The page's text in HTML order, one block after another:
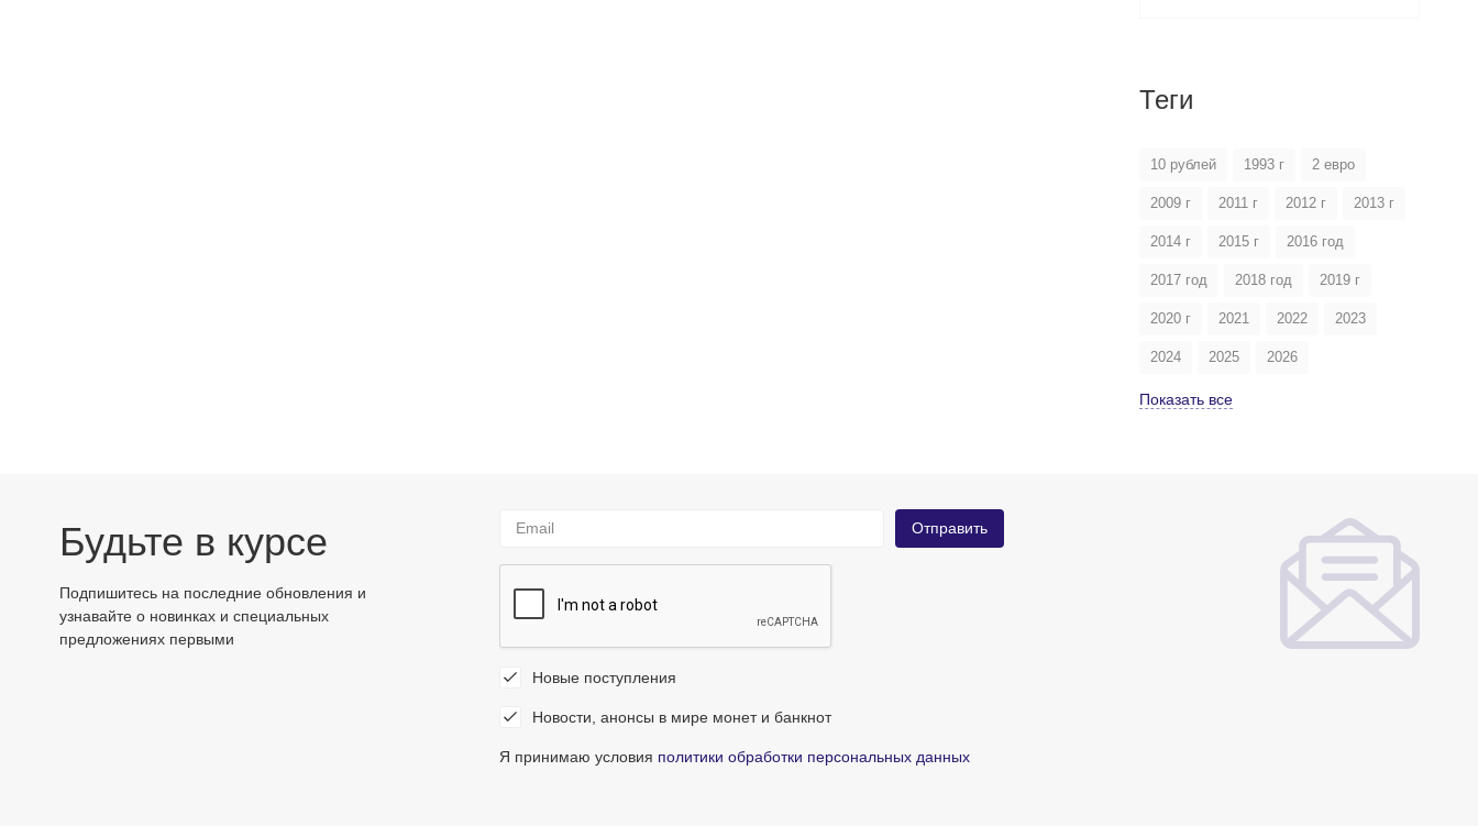
Теги
10 рублей 1993 г 2 евро
2009 г 2011 г 2012 г 2013 г
2014 г 2015 г 2016 год
2017 год 2018 год 2019 г
2020 г 2021 2022 2023
2024 2025 2026
Показать все
Будьте в курсе
Подпишитесь на последние обновления и
узнавайте о новинках и специальных
предложениях первыми
Новые поступления
Новости, анонсы в мире монет и банкнот
Я принимаю условия политики обработки персональных данных